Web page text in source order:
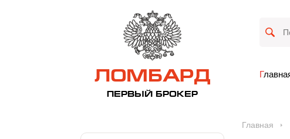
ЛОМБАРД
ПЕРВЫЙ БРОКЕР
Главная